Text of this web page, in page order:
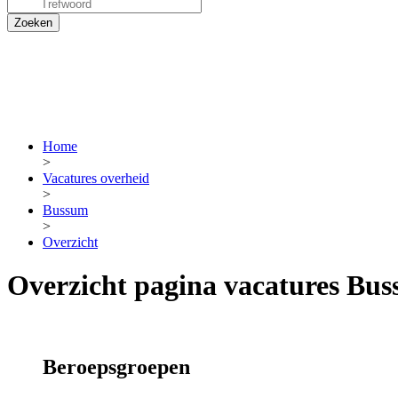
Home
>
Vacatures overheid
>
Bussum
>
Overzicht
Overzicht pagina vacatures
Beroepsgroepen